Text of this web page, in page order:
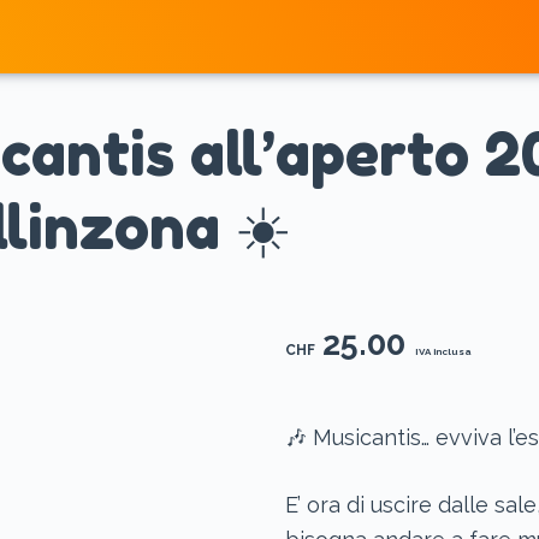
all’aperto
☀️
CHF 25.00 IVA inclusa
🎶 Musicantis… evviva
E’ ora di uscire dalle